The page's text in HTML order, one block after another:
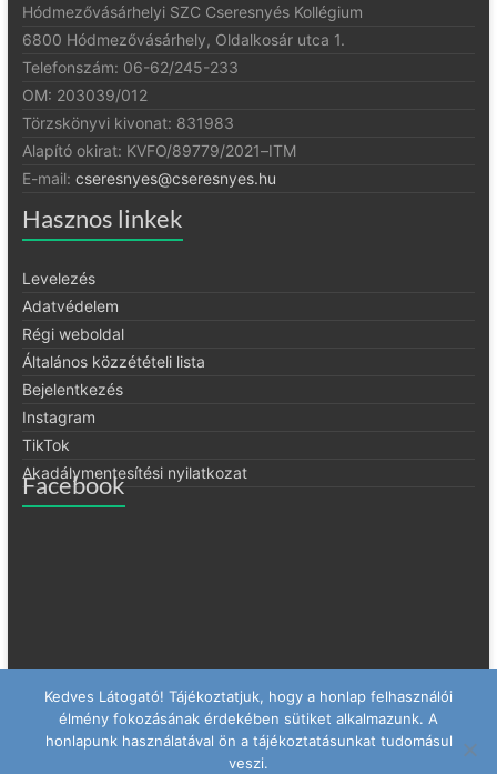
Hódmezővásárhelyi SZC Cseresnyés Kollégium
6800 Hódmezővásárhely, Oldalkosár utca 1.
Telefonszám: 06-62/245-233
OM: 203039/012
Törzskönyvi kivonat: 831983
Alapító okirat: KVFO/89779/2021–ITM
E-mail: cseresnyes@cseresnyes.hu
Hasznos linkek
Levelezés
Adatvédelem
Régi weboldal
Általános közzétételi lista
Bejelentkezés
Instagram
TikTok
Akadálymentesítési nyilatkozat
Facebook
Hódmezővásárhelyi SZC Cseresnyés Kollégium
Kedves Látogató! Tájékoztatjuk, hogy a honlap felhasználói
élmény fokozásának érdekében sütiket alkalmazunk. A
honlapunk használatával ön a tájékoztatásunkat tudomásul
veszi.